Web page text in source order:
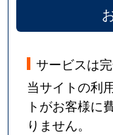
サービスは
当サイトの利
トがお客様に
りません。